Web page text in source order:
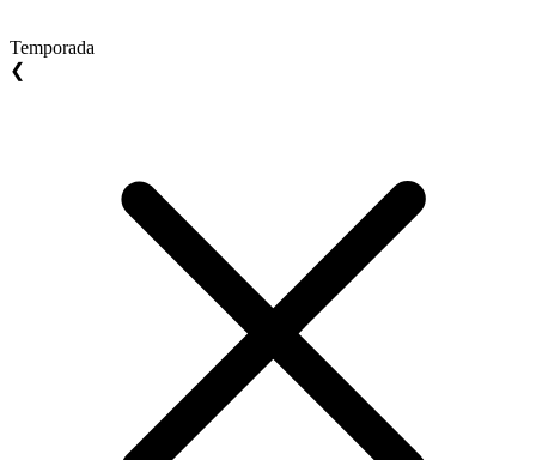
Temporada
❮